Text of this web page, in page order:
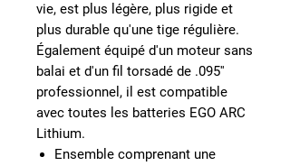
vie, est plus légère, plus rigide et
plus durable qu'une tige régulière.
Également équipé d'un moteur sans
balai et d'un fil torsadé de .095''
professionnel, il est compatible
avec toutes les batteries EGO ARC
Lithium.
Ensemble comprenant une